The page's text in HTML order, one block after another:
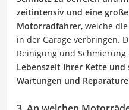
zeitintensiv und eine
Motorradfahrer, welche
in der Garage verbringen.
Reinigung und
Lebenszeit Ihrer Kette
Wartungen und